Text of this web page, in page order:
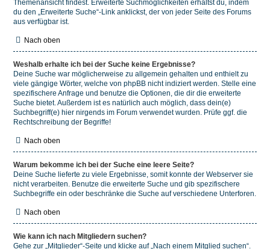
Themenansicht findest. Erweiterte Suchmöglichkeiten erhältst du, indem
du den „Erweiterte Suche“-Link anklickst, der von jeder Seite des Forums
aus verfügbar ist.
Nach oben
Weshalb erhalte ich bei der Suche keine Ergebnisse?
Deine Suche war möglicherweise zu allgemein gehalten und enthielt zu
viele gängige Wörter, welche von phpBB nicht indiziert werden. Stelle eine
spezifischere Anfrage und benutze die Optionen, die dir die erweiterte
Suche bietet. Außerdem ist es natürlich auch möglich, dass dein(e)
Suchbegriff(e) hier nirgends im Forum verwendet wurden. Prüfe ggf. die
Rechtschreibung der Begriffe!
Nach oben
Warum bekomme ich bei der Suche eine leere Seite?
Deine Suche lieferte zu viele Ergebnisse, somit konnte der Webserver sie
nicht verarbeiten. Benutze die erweiterte Suche und gib spezifischere
Suchbegriffe ein oder beschränke die Suche auf verschiedene Unterforen.
Nach oben
Wie kann ich nach Mitgliedern suchen?
Gehe zur „Mitglieder“-Seite und klicke auf „Nach einem Mitglied suchen“.